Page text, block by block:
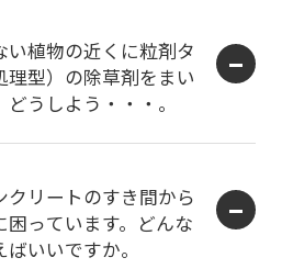
い植物の近くに粒剤タ
理型）の除草剤をまい
うしよう・・・。
クリートのすき間から
困っています。どんな
いいですか。